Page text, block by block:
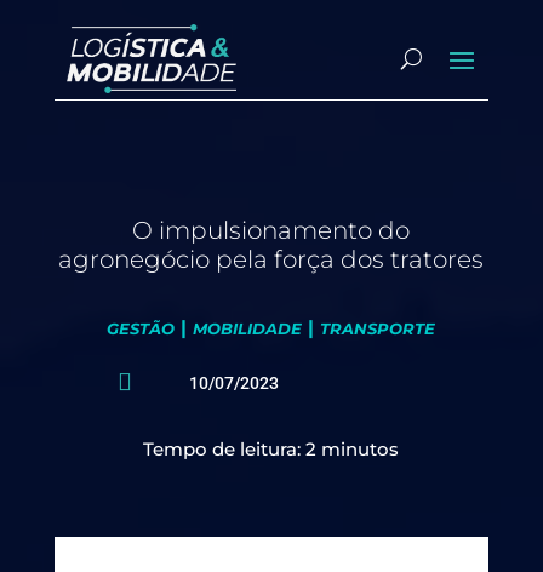
O impulsionamento do
agronegócio pela força dos tratores
GESTÃO |MOBILIDADE | TRANSPORTE
 10/07/2023
Tempo de leitura: 2 minutos